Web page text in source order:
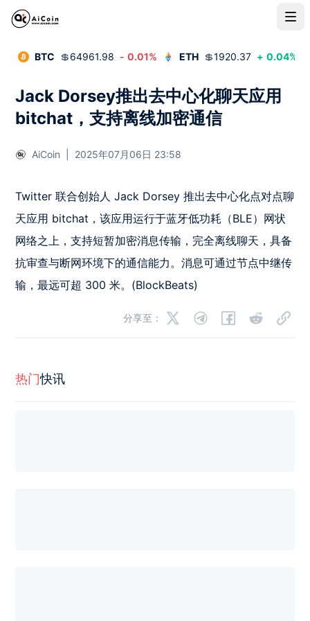
BTC 💲64961.98 - 0.01% ETH 💲1920.37 + 0.04%
Jack Dorsey推出去中心化聊天应用
bitchat，支持离线加密通信
AiCoin 2025年07月06日 23:58
Twitter 联合创始人 Jack Dorsey 推出去中心化点对点聊
天应用 bitchat，该应用运行于蓝牙低功耗（BLE）网状
网络之上，支持短暂加密消息传输，完全离线聊天，具备
抗审查与断网环境下的通信能力。消息可通过节点中继传
分享至：
热门快讯